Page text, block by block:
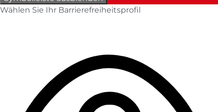
Wählen Sie Ihr Barrierefreiheitsprofil